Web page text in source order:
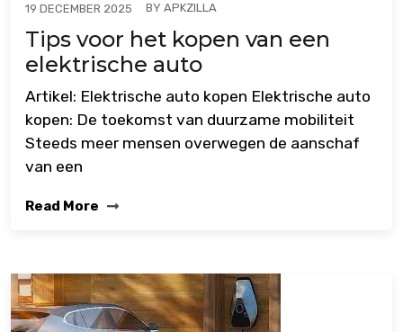
19 DECEMBER 2025 BY APKZILLA
Tips voor het kopen van een
elektrische auto
Artikel: Elektrische auto kopen Elektrische auto
kopen: De toekomst van duurzame mobiliteit
Steeds meer mensen overwegen de aanschaf
van een
Read More